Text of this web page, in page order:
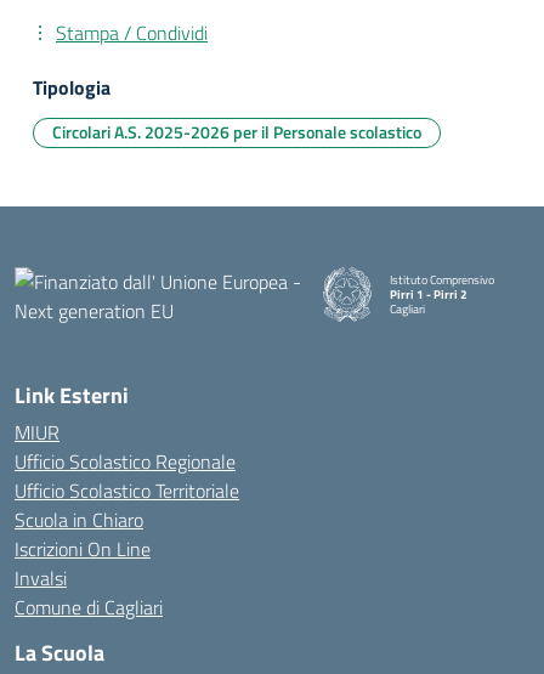
Stampa / Condividi
Tipologia
Circolari A.S. 2025-2026 per il Personale scolastico
Istituto Comprensivo
Pirri 1 - Pirri 2
Cagliari
— Visita la pagina iniziale
Link Esterni
MIUR
Ufficio Scolastico Regionale
Ufficio Scolastico Territoriale
Scuola in Chiaro
Iscrizioni On Line
Invalsi
Comune di Cagliari
La Scuola